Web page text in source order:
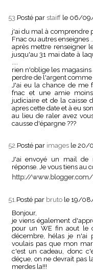
53.Posté par staiff le 06/09/
j'ai du mal à comprendre
Fnac ou autres enseignes
après mettre renseigner
jusqu'au 31 mai date à
....
rien n'oblige les magasins
perdre de l'argent comme
J'ai eu la chance de me
fnac et une amie
judiciaire et de la caisse
apres cette date et à eu
au lieu de raler avez
causse d'épargne ???
52.Posté par images le 20/
J'ai envoyé un mail de
réponse. Je vous tiens au
http://
51. Posté par bruto le 19/
Bonjour,
je viens également
pour un WE fin aout le
décembre, hélas je n'ai
voulais pas que mon
c'est un cadeau, donc
déçue, on ne devrait pas
merdes la!!!